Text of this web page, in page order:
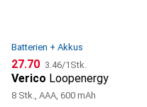
Batterien + Akkus
CHF
27.70 CHF
3.46/1Stk.
Verico Loopenergy
8 Stk., AAA, 600 mAh